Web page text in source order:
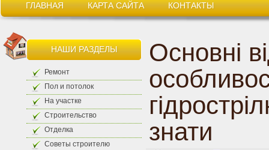
ГЛАВНАЯ КАРТА САЙТА КОНТАКТЫ
НАШИ РАЗДЕЛЫ
Ремонт
Пол и потолок
На участке
Строительство
Отделка
Советы строителю
Основні
знати